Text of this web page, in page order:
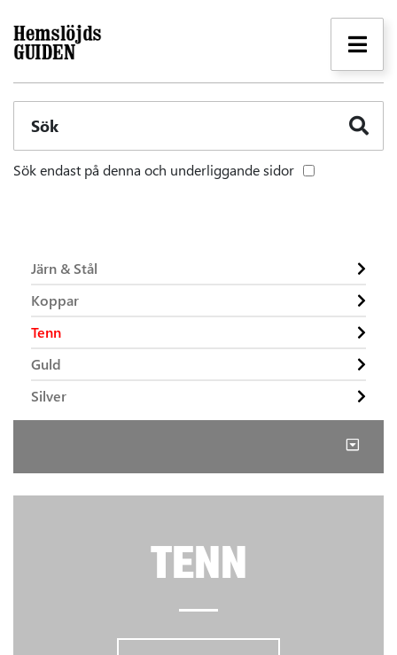
Sök
Sök endast på denna och underliggande sidor
Järn & Stål
Koppar
Tenn
Guld
Silver
TENN